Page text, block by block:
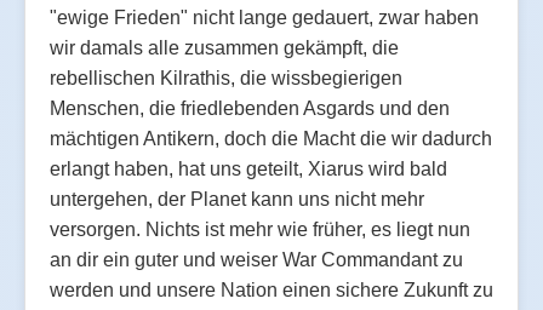
"ewige Frieden" nicht lange gedauert, zwar haben
wir damals alle zusammen gekämpft, die
rebellischen Kilrathis, die wissbegierigen
Menschen, die friedlebenden Asgards und den
mächtigen Antikern, doch die Macht die wir dadurch
erlangt haben, hat uns geteilt, Xiarus wird bald
untergehen, der Planet kann uns nicht mehr
versorgen. Nichts ist mehr wie früher, es liegt nun
an dir ein guter und weiser War Commandant zu
werden und unsere Nation einen sichere Zukunft zu